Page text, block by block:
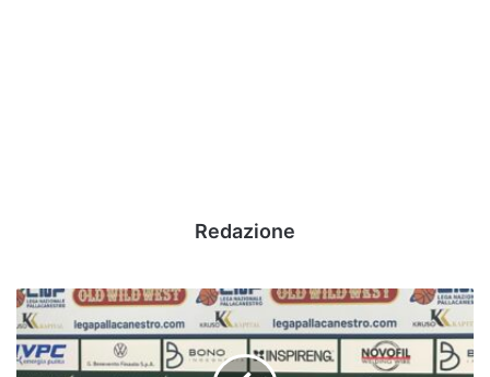
Redazione
Avellino
Basket,
parlano
Nevola